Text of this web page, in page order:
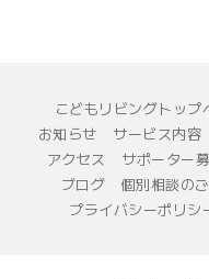
こどもリビングトップ
お知らせ
サービス内容
アクセス
サポーター
ブログ
個別相談の
プライバシーポリシ